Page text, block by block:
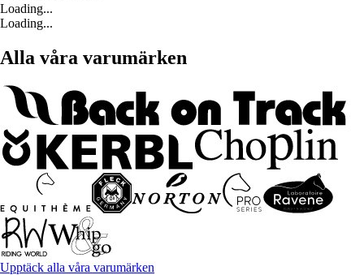
Loading...
Loading...
Alla våra varumärken
Upptäck alla våra varumärken